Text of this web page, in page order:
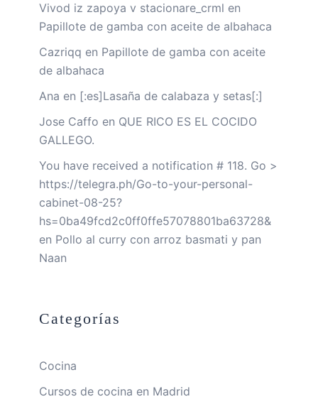
Vivod iz zapoya v stacionare_crml en
Papillote de gamba con aceite de albahaca
Cazriqq en Papillote de gamba con aceite
de albahaca
Ana en [:es]Lasaña de calabaza y setas[:]
Jose Caffo en QUE RICO ES EL COCIDO
GALLEGO.
You have received a notification # 118. Go >
https://telegra.ph/Go-to-your-personal-
cabinet-08-25?
hs=0ba49fcd2c0ff0ffe57078801ba63728&
en Pollo al curry con arroz basmati y pan
Naan
Categorías
Cocina
Cursos de cocina en Madrid